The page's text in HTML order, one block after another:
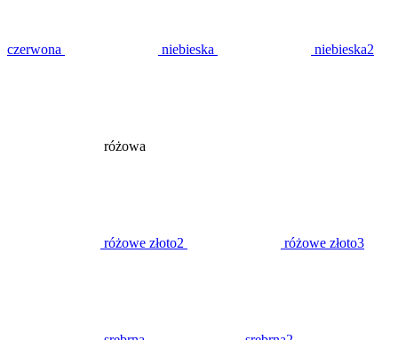
czerwona niebieska niebieska2
różowa
różowe złoto2 różowe złoto3